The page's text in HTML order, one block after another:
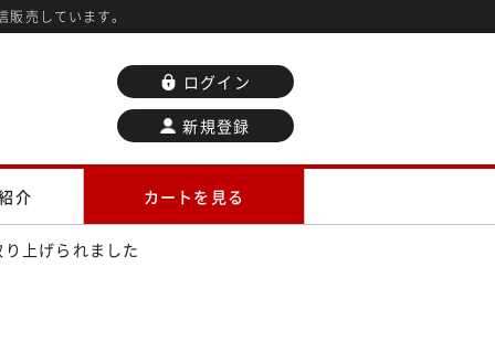
売しています。
ログイン
新規登録
介 カートを見る
上げられました